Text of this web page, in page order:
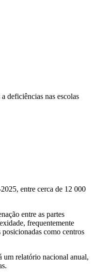
deficiências nas escolas
entre cerca de 12 000
entre as partes
frequentemente
como centros
um relatório nacional anual,